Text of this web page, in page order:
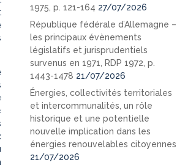
1975, p. 121-164 27/07/2026
République fédérale d’Allemagne –
les principaux évènements
législatifs et jurisprudentiels
survenus en 1971, RDP 1972, p.
1443-1478 21/07/2026
Énergies, collectivités territoriales
et intercommunalités, un rôle
historique et une potentielle
nouvelle implication dans les
énergies renouvelables citoyennes
21/07/2026